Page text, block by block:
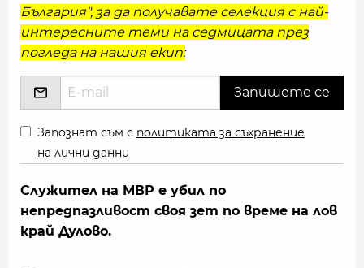
България", за да получавате селекция с най-
интересните теми на седмицата през
погледа на нашия екип:
Запознат съм с политиката за съхранение
на лични данни
Служител на МВР е убил по
непредпазливост своя зет по време на лов
край Дулово.